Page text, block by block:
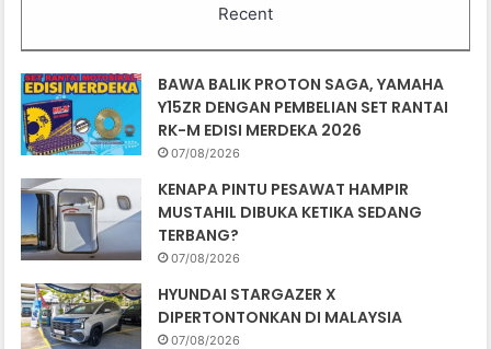
Recent
BAWA BALIK PROTON SAGA, YAMAHA
Y15ZR DENGAN PEMBELIAN SET RANTAI
RK-M EDISI MERDEKA 2026
07/08/2026
KENAPA PINTU PESAWAT HAMPIR
MUSTAHIL DIBUKA KETIKA SEDANG
TERBANG?
07/08/2026
HYUNDAI STARGAZER X
DIPERTONTONKAN DI MALAYSIA
07/08/2026